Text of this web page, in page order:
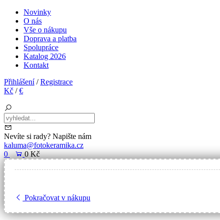
Novinky
O nás
Vše o nákupu
Doprava a platba
Spolupráce
Katalog 2026
Kontakt
Přihlášení/Registrace
Kč / €
Nevíte si rady? Napište nám
kaluma@fotokeramika.cz
0
0 Kč
Pokračovat v nákupu